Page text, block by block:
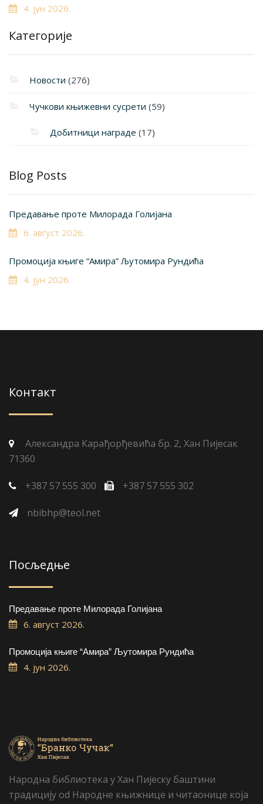
4. јун 2026.
Категорије
Новости (276)
Чучкови књижевни сусрети (59)
Добитници награде (17)
Blog Posts
Предавање проте Милорада Голијана
6. август 2026.
Промоција књиге “Амира” Љутомира Рундића
4. јун 2026.
Контакт
Александра Карађорђевића бр. 2, Хан Пијесак
71360
+387 57 555 300 +387 57 555 302
nbibhp@teol.net
Посљедње
Предавање проте Милорада Голијана
6. август 2026.
Промоција књиге “Амира” Љутомира Рундића
4. јун 2026.
Народна библиотека у Хан Пијеску баштини
традицију od Народне књижнице и читаонице која